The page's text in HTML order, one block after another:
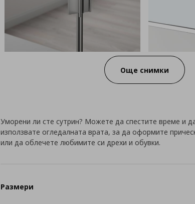
Още снимки
Уморени ли сте сутрин? Можете да спестите време и
използвате огледалната врата, за да оформите
или да облечете любимите си дрехи и обувки.
Размери